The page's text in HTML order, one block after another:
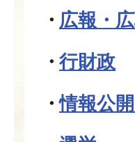
広報・
行財政
情報公